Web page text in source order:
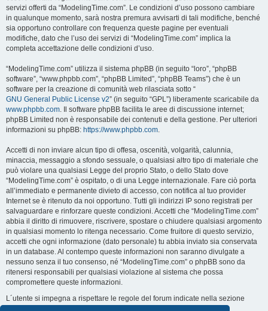
servizi offerti da “ModelingTime.com”. Le condizioni d’uso possono cambiare
in qualunque momento, sarà nostra premura avvisarti di tali modifiche, benché
sia opportuno controllare con frequenza queste pagine per eventuali
modifiche, dato che l’uso dei servizi di “ModelingTime.com” implica la
completa accettazione delle condizioni d’uso.
“ModelingTime.com” utilizza il sistema phpBB (in seguito “loro”, “phpBB
software”, “www.phpbb.com”, “phpBB Limited”, “phpBB Teams”) che è un
software per la creazione di comunità web rilasciata sotto “
GNU General Public License v2” (in seguito “GPL”) liberamente scaricabile da
www.phpbb.com. Il software phpBB facilita le aree di discussione internet;
phpBB Limited non è responsabile dei contenuti e della gestione. Per ulteriori
informazioni su phpBB: https://www.phpbb.com.
Accetti di non inviare alcun tipo di offesa, oscenità, volgarità, calunnia,
minaccia, messaggio a sfondo sessuale, o qualsiasi altro tipo di materiale che
può violare una qualsiasi Legge del proprio Stato, o dello Stato dove
“ModelingTime.com” è ospitato, o di una Legge internazionale. Fare ciò porta
all’immediato e permanente divieto di accesso, con notifica al tuo provider
Internet se è ritenuto da noi opportuno. Tutti gli indirizzi IP sono registrati per
salvaguardare e rinforzare queste condizioni. Accetti che “ModelingTime.com”
abbia il diritto di rimuovere, riscrivere, spostare o chiudere qualsiasi argomento
in qualsiasi momento lo ritenga necessario. Come fruitore di questo servizio,
accetti che ogni informazione (dato personale) tu abbia inviato sia conservata
in un database. Al contempo queste informazioni non saranno divulgate a
nessuno senza il tuo consenso, né “ModelingTime.com” o phpBB sono da
ritenersi responsabili per qualsiasi violazione al sistema che possa
compromettere queste informazioni.
L´utente si impegna a rispettare le regole del forum indicate nella sezione